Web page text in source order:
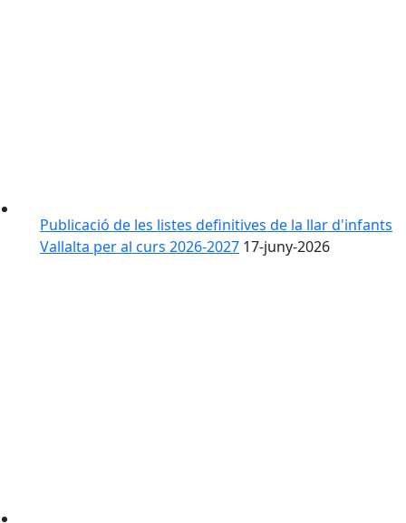
Publicació de les listes definitives de la llar d'infants
Vallalta per al curs 2026-2027 17-juny-2026